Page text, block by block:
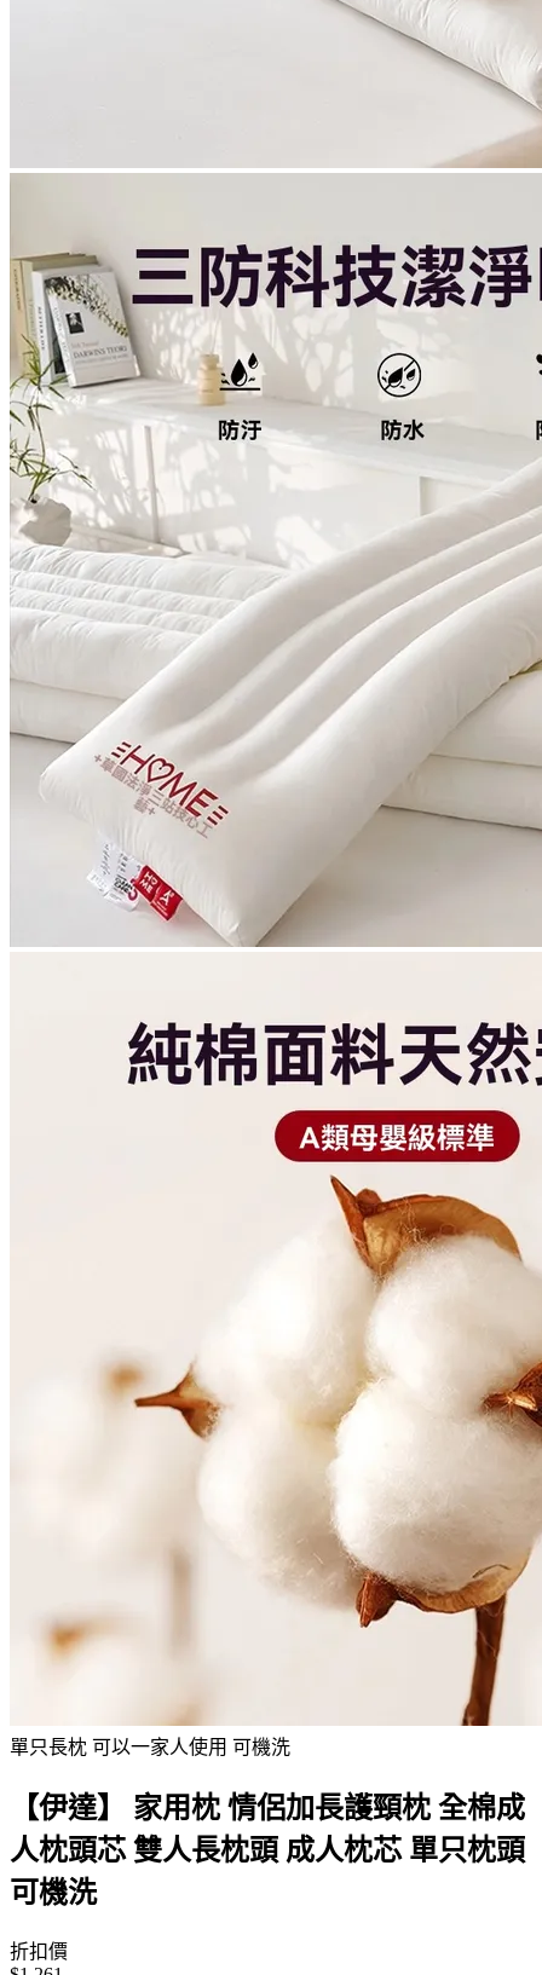
單只長枕 可以一家人使用 可機洗
【伊達】 家用枕 情侶加長護頸枕 全棉成
人枕頭芯 雙人長枕頭 成人枕芯 單只枕頭
可機洗
折扣價